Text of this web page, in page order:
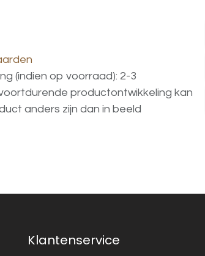
(indien op voorraad): 2-3
productontwikkeling kan
anders zijn dan in beeld
Klantenservice